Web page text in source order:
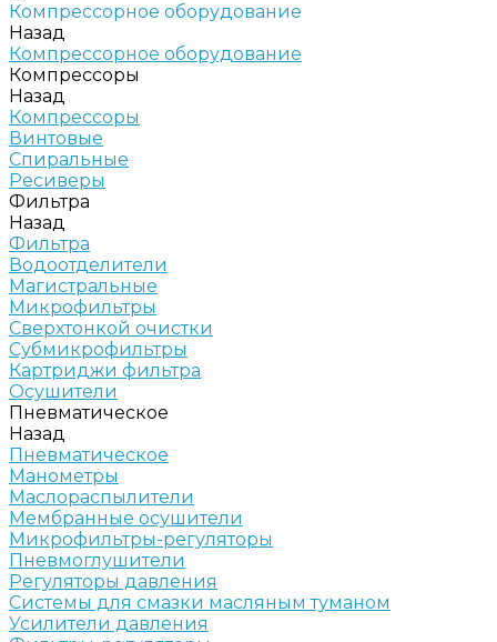
Компрессорное оборудование
Назад
Компрессорное оборудование
Компрессоры
Назад
Компрессоры
Винтовые
Спиральные
Ресиверы
Фильтра
Назад
Фильтра
Водоотделители
Магистральные
Микрофильтры
Сверхтонкой очистки
Субмикрофильтры
Картриджи фильтра
Осушители
Пневматическое
Назад
Пневматическое
Манометры
Маслораспылители
Мембранные осушители
Микрофильтры-регуляторы
Пневмоглушители
Регуляторы давления
Системы для смазки масляным туманом
Усилители давления